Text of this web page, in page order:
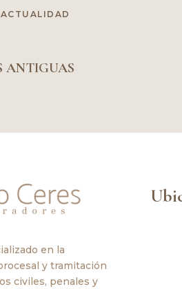
ACTUALIDAD
ANTIGUAS
en la
y tramitación
civiles, penales y